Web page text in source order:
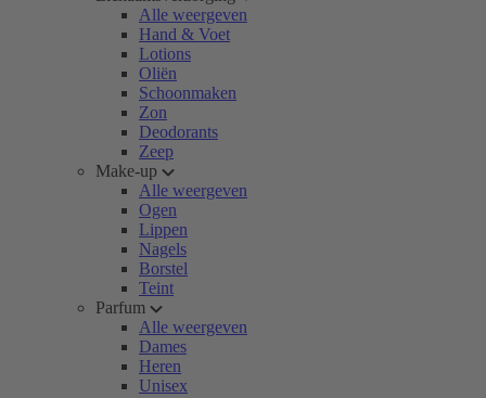
Alle weergeven
Hand & Voet
Lotions
Oliën
Schoonmaken
Zon
Deodorants
Zeep
Make-up
Alle weergeven
Ogen
Lippen
Nagels
Borstel
Teint
Parfum
Alle weergeven
Dames
Heren
Unisex